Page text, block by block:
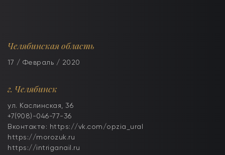
Челябинская область
17 / Февраль / 2020
г. Челябинск
ул. Каслинская, 36
+7(908)-046-77-36
Вконтакте: https://vk.com/opzia_ural
https://morozuk.ru
https://intriganail.ru